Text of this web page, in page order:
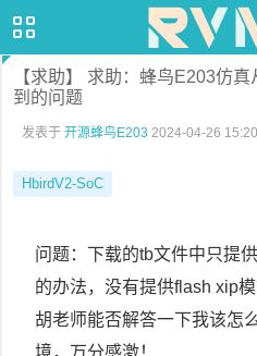
【求助】 求助：蜂鸟E203仿
到的问题
发表于 开源蜂鸟E203 2024-04-26
HbirdV2-SoC
问题：下载的tb文件中只提
的办法，没有提供flash xip
胡老师能否解答一下我该怎
境，万分感激！